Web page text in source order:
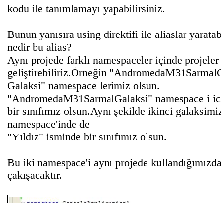
kodu ile tanımlamayı yapabilirsiniz.
Bunun yanısıra using direktifi ile aliaslar
nedir bu alias?
Aynı projede farklı namespaceler içinde projeler
geliştirebiliriz.Örneğin
Galaksi" namespace lerimiz olsun.
"AndromedaM31SarmalGalaksi" namespace i
bir sınıfımız olsun.Aynı şekilde ikinci
namespace'inde de
"Yıldız" isminde bir sınıfımız olsun.
Bu iki namespace'i aynı projede kullandığımızda
çakışacaktır.